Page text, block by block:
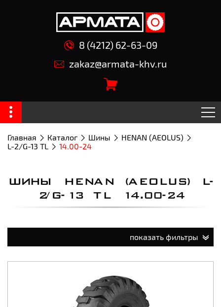
8 (4212) 62-63-09
zakaz@armata-khv.ru
Главная Каталог Шины
HENAN (AEOLUS)
L-2/G-13 TL
14.00-24
ШИНЫ HENAN (AEOLUS) L-
2/G-13 TL 14.00-24
показать фильтры